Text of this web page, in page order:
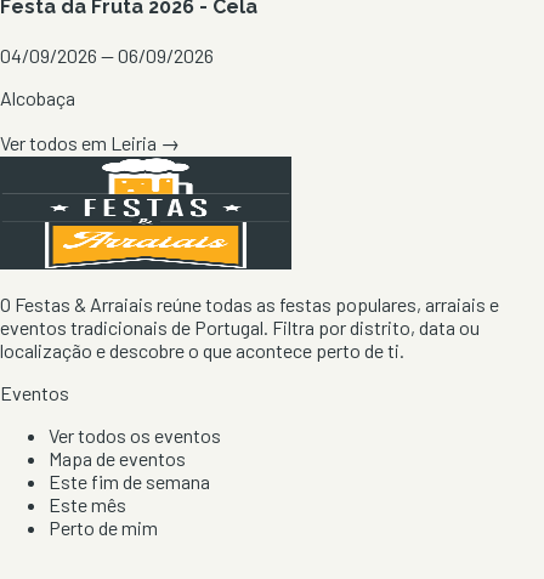
Festa da Fruta 2026 - Cela
04/09/2026 — 06/09/2026
Alcobaça
Ver todos em Leiria →
O Festas & Arraiais reúne todas as festas populares, arraiais e
eventos tradicionais de Portugal. Filtra por distrito, data ou
localização e descobre o que acontece perto de ti.
Eventos
Ver todos os eventos
Mapa de eventos
Este fim de semana
Este mês
Perto de mim